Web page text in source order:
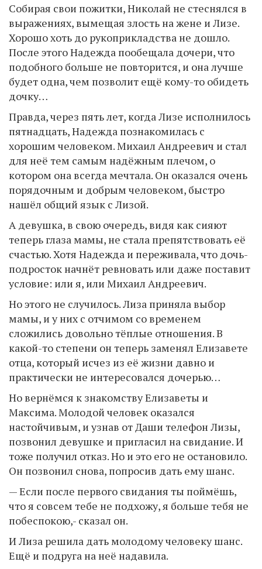
Собирая свои пожитки, Николай не стеснялся в
выражениях, вымещая злость на жене и Лизе.
Хорошо хоть до рукоприкладства не дошло.
После этого Надежда пообещала дочери, что
подобного больше не повторится, и она лучше
будет одна, чем позволит ещё кому-то обидеть
дочку…
Правда, через пять лет, когда Лизе исполнилось
пятнадцать, Надежда познакомилась с
хорошим человеком. Михаил Андреевич и стал
для неё тем самым надёжным плечом, о
котором она всегда мечтала. Он оказался очень
порядочным и добрым человеком, быстро
нашёл общий язык с Лизой.
А девушка, в свою очередь, видя как сияют
теперь глаза мамы, не стала препятствовать её
счастью. Хотя Надежда и переживала, что дочь-
подросток начнёт ревновать или даже поставит
условие: или я, или Михаил Андреевич.
Но этого не случилось. Лиза приняла выбор
мамы, и у них с отчимом со временем
сложились довольно тёплые отношения. В
какой-то степени он теперь заменял Елизавете
отца, который исчез из её жизни давно и
практически не интересовался дочерью…
Но вернёмся к знакомству Елизаветы и
Максима. Молодой человек оказался
настойчивым, и узнав от Даши телефон Лизы,
позвонил девушке и пригласил на свидание. И
тоже получил отказ. Но и это его не остановило.
Он позвонил снова, попросив дать ему шанс.
— Если после первого свидания ты поймёшь,
что я совсем тебе не подхожу, я больше тебя не
побеспокою,- сказал он.
И Лиза решила дать молодому человеку шанс.
Ещё и подруга на неё надавила.